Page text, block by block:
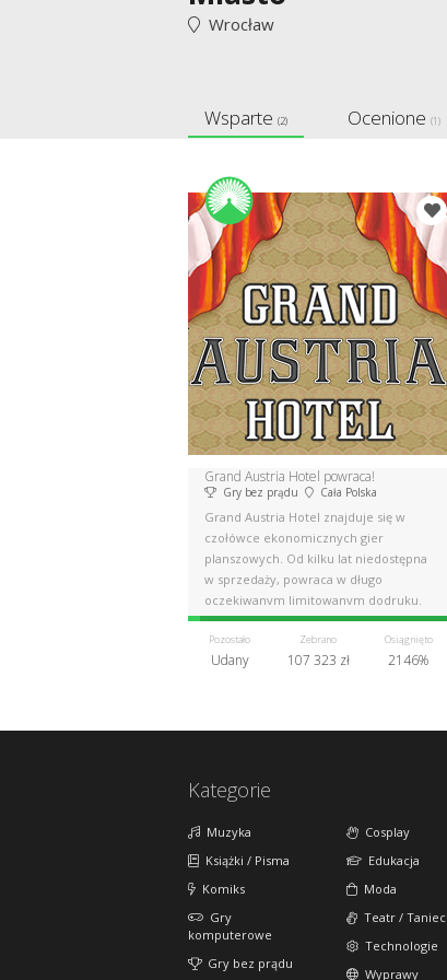
Wrocław
Wsparte (2) Ocenione (1)
Grand Austria Hotel powraca!
Gry bez prądu Cała Polska
Grand Austria Hotel znajduje się w
czołówce ekonomicznych gier
planszowych. Od kilku lat niedostępna
w sprzedaży, powraca w długo
oczekiwanym limitowanym dodruku.
Pozostało
Udany
Zebrano
107 323 zł
Osiągnięto
2146%
Kategorie
Muzyka
Książki / Pisma
Komiks
Gry
komputerowe
Gry bez prądu
Cosplay
Edukacja
Moda
Teatr / Taniec
Technologie
Wyprawy